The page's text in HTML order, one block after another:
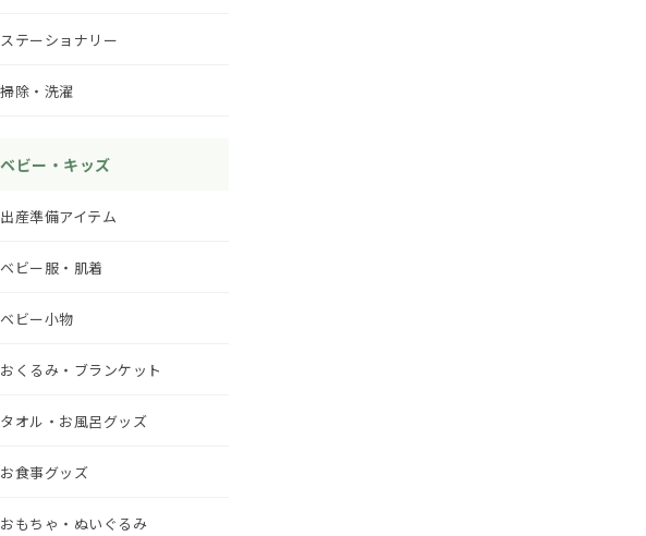
ステーショナリー
掃除・洗濯
ベビー・キッズ
出産準備アイテム
ベビー服・肌着
ベビー小物
おくるみ・ブランケット
タオル・お風呂グッズ
お食事グッズ
おもちゃ・ぬいぐるみ